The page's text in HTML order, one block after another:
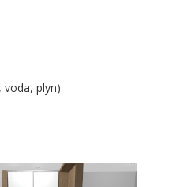
voda, plyn)